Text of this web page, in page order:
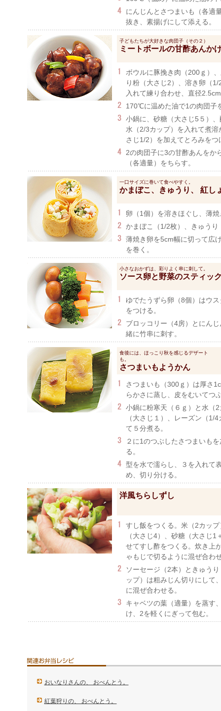
にんじんとさつまいも（各適
抜き、素揚げにして添える。
子どもたちが大好きな肉団子（その２）
ミートボールの甘酢あんか
ボウルに豚挽き肉（200ｇ）
り粉（大さじ2）、溶き卵（
入れて練り合わせ、直径
170℃に温めた油で1の肉団子
小鍋に、砂糖（大さじ5５）
水（2/3カップ）を入れて煮
さじ1/2）を加えてとろみをつ
2の肉団子に3の甘酢あんをか
（各適量）をちらす。
一口サイズに巻いて食べやすく。
かまぼこ、きゅうり、 紅し
卵（1個）を溶きほぐし、薄
かまぼこ（1/2枚）、きゅう
薄焼き卵を5cm幅に切って広
を巻く。
小さなおかずは、彩りよく串に刺して。
ソース卵と野菜のスティッ
ゆでたうずら卵（8個）はウ
をつける。
ブロッコリー（4房）とにん
緒に竹串に刺す。
食後には、ほっこり秋を感じるデザート
も。
さつまいもようかん
さつまいも（300ｇ）は厚さ
らかさに蒸し、皮をむいてつ
小鍋に粉寒天（６ｇ）と水（
（大さじ１）、レーズン（1/
て５分煮る。
２に1のつぶしたさつまいも
る。
型を水で濡らし、３を入れて
め、切り分ける。
洋風ちらしずし
すし飯をつくる。米（2カッ
（大さじ4）、砂糖（大さじ
せてすし酢をつくる。炊き上
ゃもじで切るように混ぜ合わ
ソーセージ（2本）ときゅう
ップ）は粗みじん切りにして
に混ぜ合わせる。
キャベツの葉（適量）を蒸す
け、2を軽くにぎって包む。
おいなりさんの、 おべんとう。
紅葉狩りの、 おべんとう。